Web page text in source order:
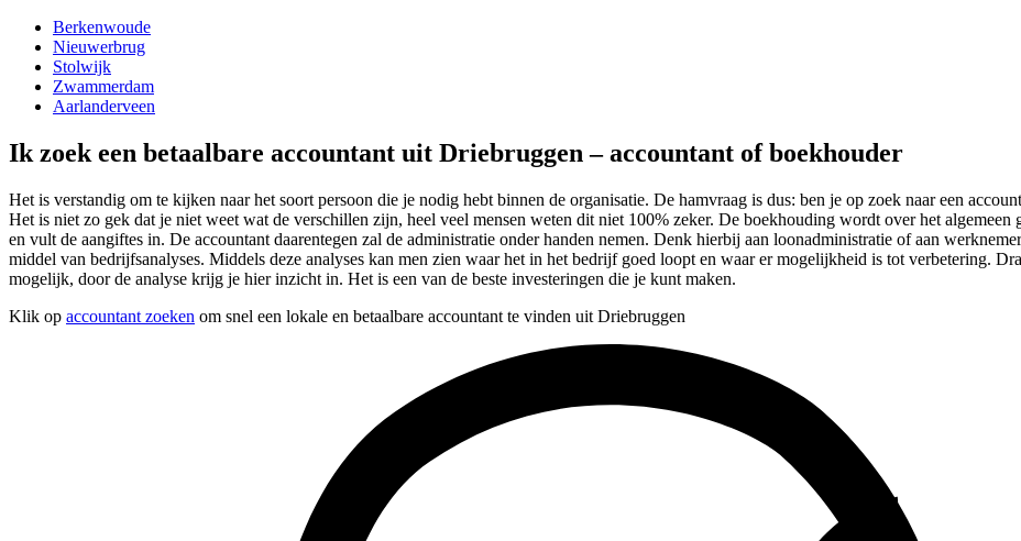
Berkenwoude
Nieuwerbrug
Stolwijk
Zwammerdam
Aarlanderveen
Ik zoek een betaalbare accountant uit Driebruggen – accountant of boekhouder
Het is verstandig om te kijken naar het soort persoon die je nodig hebt binnen de organisatie. De hamvraag is dus: ben je op zoek naar een
Het is niet zo gek dat je niet weet wat de verschillen zijn, heel veel mensen weten dit niet 100% zeker. De boekhouding wordt over het algemeen
en vult de aangiftes in. De accountant daarentegen zal de administratie onder handen nemen. Denk hierbij aan loonadministratie of aan
middel van bedrijfsanalyses. Middels deze analyses kan men zien waar het in het bedrijf goed loopt en waar er mogelijkheid is tot verbetering.
mogelijk, door de analyse krijg je hier inzicht in. Het is een van de beste investeringen die je kunt maken.
Klik op accountant zoeken om snel een lokale en betaalbare accountant te vinden uit Driebruggen